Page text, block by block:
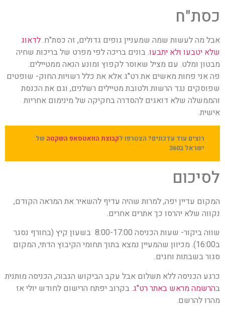
כסת"ח
אבל מה לעשות שמה שמעניין גופים גדולים, זה כסת"ח.לדאוג
שלא יטבעו ולא יתבעו. בונים בריכה לפי מפרט של בריכות שחיה
מבטון ומלט. עם מציל שאוסר לקפוץ ומונע הנאה ממטיילים.
פה אני פחות מאשים את רט"ג אלא את כלל רשויות החוק- שופטים
שפוסקים נגד הרשות ולטובת מטיילים רשלנים, וגם את הכנסת
והממשלה שלא דואגים להסדרה בחקיקה של מינימום אחריות
אישית.
רוצים עוד עדכונים? הצטרפו לקבוצת הוואטסאפ השקטה של
ישראל ב360
לסיכום
המקום עדיין יפה, למרות שהיה עדיף להשאיר את המראה הקודם,
נקווה שלא יהרסו כך אתרים אחרים.
שווה ביקור- שעות הכניסה 8:00-17:00 בשעון קיץ (בחורף נסגר
ב16:00). מכיוון שהמעיין נמצא בתוך תחומי הקיבוץ הדתי, המקום
סגור בשבתות וחגים.
כרגע הכניסה ללא תשלום אבל עקב הביקוש הגבוה, הכניסה מותנית
בהרשמה מראש באתר רט"ג. בקרוב יפתח הרישום לחודש יולי אז
מהרו להרשם.